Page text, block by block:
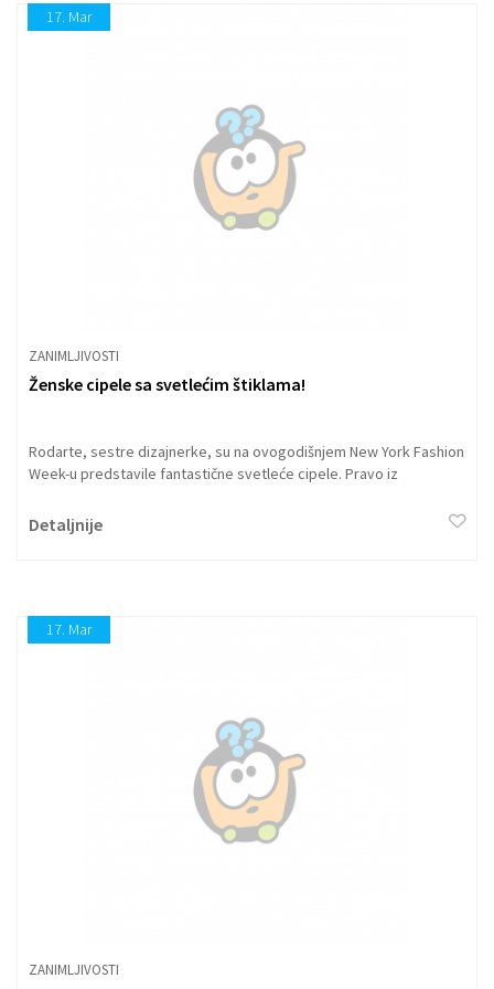
i kese nego biti romantični sa njihovim partnerima, a procenat se
povećava ukoliko imaju dvoje ili više dece kod kuće. Prema
nego u krevetu sa voljenom osobom. Da, iznenađujućih 26
procenata devojaka potrvđuje da ih ništa više ne uzbuđuje od
same kupovine i izgleda da nije samo to što je neobično.
17. Mar
ZANIMLJIVOSTI
Ženske cipele sa svetlećim štiklama!
Rodarte, sestre dizajnerke, su na ovogodišnjem New York Fashion
Week-u predstavile fantastične svetleće cipele. Pravo iz
Detaljnije
17. Mar
ZANIMLJIVOSTI